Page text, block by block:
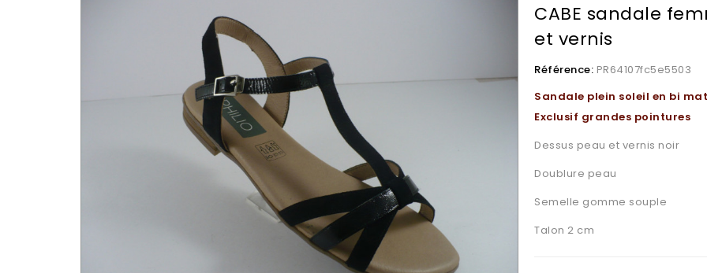
CABE sandale
et vernis
Référence: PR64107fc5e5503
Sandale plein soleil en bi
Exclusif grandes pointures
Dessus peau et vernis noir
Doublure peau
Semelle gomme souple
Talon 2 cm